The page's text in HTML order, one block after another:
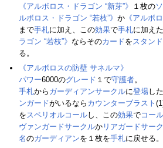
《アルボロス・ドラゴン “新芽”》
１枚の
ルボロス・ドラゴン “若枝”》 か 《アルボ
まで手札に加え、この効果で手札に加えた
ラゴン “若枝”》 ならそのカードをスタンド
る。
《アルボロスの防壁 サネルマ》
パワー6000のグレード １で守護者。
手札から ガーディアンサークルに登場し
ンガードがいるなら カウンターブラスト
をスペリオルコールし、この効果でコール
ヴァンガードサークルか リアガードサー
名のガーディアンを１枚を手札に戻せる。